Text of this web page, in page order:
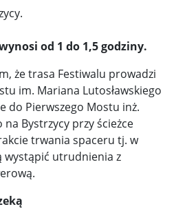
od 1 do 1,5 godziny.
że trasa Festiwalu prowadzi
im. Mariana Lutosławskiego
do Pierwszego Mostu inż.
na Bystrzycy przy ścieżce
trwania spaceru tj. w
wystąpić utrudnienia z